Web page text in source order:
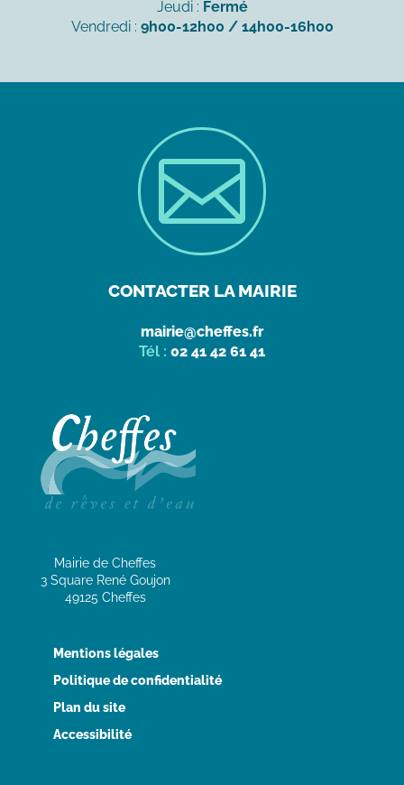
Jeudi : Fermé
Vendredi : 9h00-12h00 / 14h00-16h00

CONTACTER LA MAIRIE
mairie@cheffes.fr
Tél : 02 41 42 61 41
Mairie de Cheffes
3 Square René Goujon
49125 Cheffes
Mentions légales
Politique de confidentialité
Plan du site
Accessibilité